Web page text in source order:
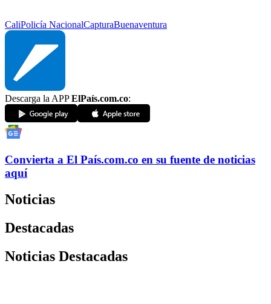
CaliPolicía NacionalCapturaBuenaventura
Descarga la APPElPaís.com.co:
Convierta a El País.com.co en su fuente de noticias
aquí
Noticias
Destacadas
Noticias Destacadas